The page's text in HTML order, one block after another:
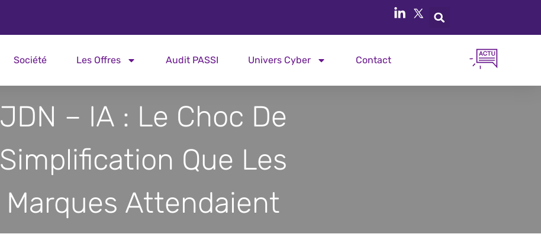
Société Les Offres Audit PASSI Univers Cyber Contact
JDN – IA : Le Choc De
Simplification Que Les
Marques Attendaient